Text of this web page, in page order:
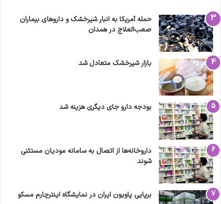
حمله آمریکا به انبار شیرخشک و داروهای بیماران
صعب‌العلاج در همدان
بازار شیرخشک متعادل شد
بودجه دارو جای دیگری هزینه شد
داروخانه‌ها از اتصال به سامانه مودیان مستثنی
شوند
برپایی پاویون ایران در نمایشگاه اینترچارم مسکو